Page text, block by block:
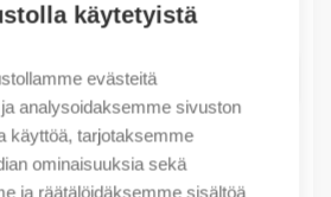
käytetyistä
evästeitä
analysoidaksemme sivuston
käyttöä, tarjotaksemme
ominaisuuksia sekä
ja räätälöidäksemme sisältöä
OSTOSKORIIN